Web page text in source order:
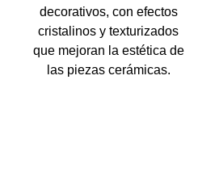
decorativos, con efectos
cristalinos y texturizados
que mejoran la estética de
las piezas cerámicas.